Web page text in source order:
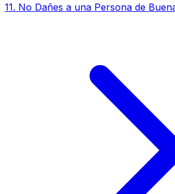
11. No Dañes a una Persona de